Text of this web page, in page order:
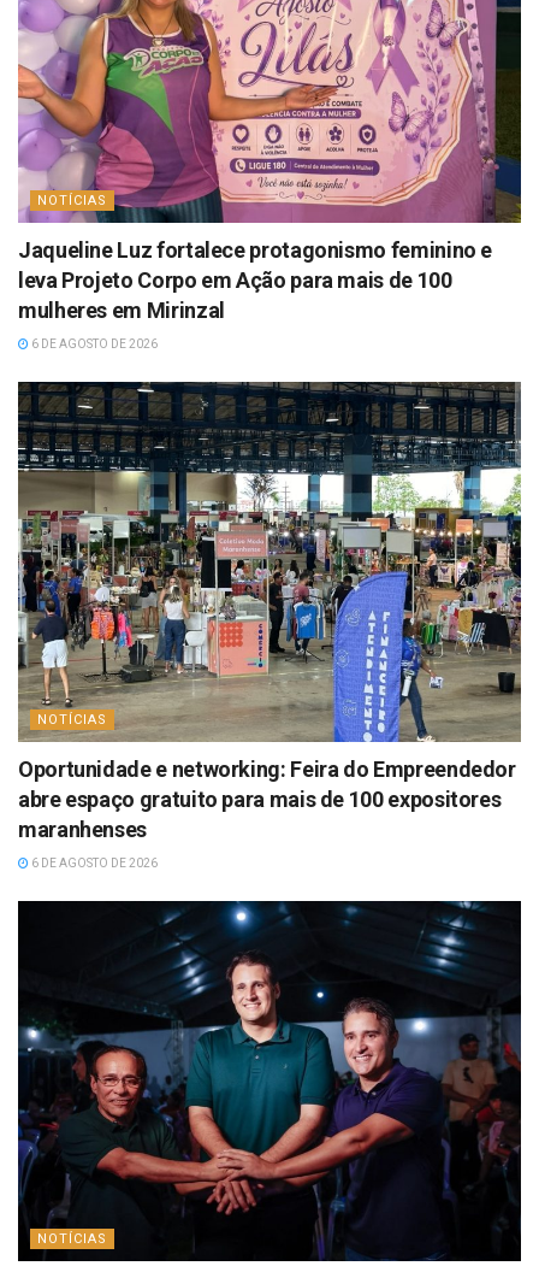
NOTÍCIAS
Jaqueline Luz fortalece protagonismo feminino e
leva Projeto Corpo em Ação para mais de 100
mulheres em Mirinzal
6 DE AGOSTO DE 2026
NOTÍCIAS
Oportunidade e networking: Feira do Empreendedor
abre espaço gratuito para mais de 100 expositores
maranhenses
6 DE AGOSTO DE 2026
NOTÍCIAS